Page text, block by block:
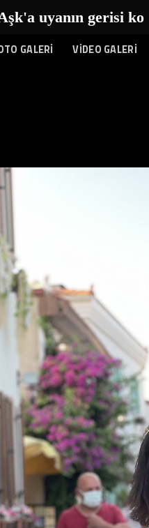
uyanın gerisi
GALERİ VİDEO GALERİ